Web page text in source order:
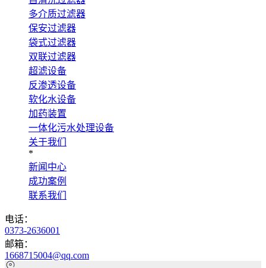
多介质过滤器
保安过滤器
袋式过滤器
双联过滤器
超滤设备
反渗透设备
软化水设备
加药装置
一体化污水处理设备
关于我们
*
新闻中心
成功案例
联系我们
电话：
0373-2636001
邮箱：
1668715004@qq.com